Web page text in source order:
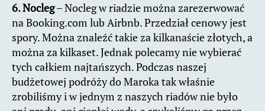
6. Nocleg– Nocleg w riadzie można zarezerwować
na Booking.com lub Airbnb. Przedział cenowy jest
spory. Można znaleźć takie za kilkanaście złotych, a
można za kilkaset. Jednak polecamy nie wybierać
tych całkiem najtańszych. Podczas naszej
budżetowej podróży do Maroka tak właśnie
zrobiliśmy i w jednym z naszych riadów nie było